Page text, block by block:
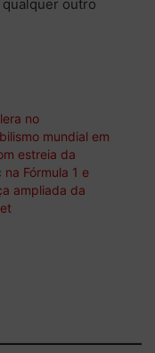
outro
no
mundial em
estreia da
na Fórmula 1 e
ampliada da